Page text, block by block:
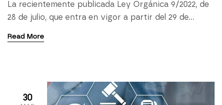
La recientemente publicada Ley Orgánica 9/2022, de
28 de julio, que entra en vigor a partir del 29 de
primera modificación a la Ley 8/2011, de 28 de abril,
conocida como «Ley PIC«), […]
Read More
30